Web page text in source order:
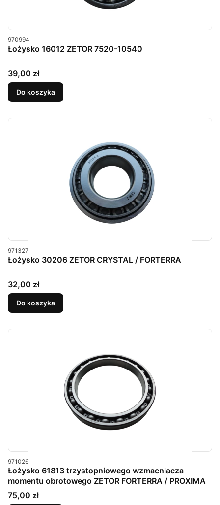
Kod produktu
970994
Łożysko 16012 ZETOR 7520-10540
Cena
39,00 zł
Do koszyka
Kod produktu
971327
Łożysko 30206 ZETOR CRYSTAL / FORTERRA
Cena
32,00 zł
Do koszyka
Kod produktu
971026
Łożysko 61813 trzystopniowego wzmacniacza
momentu obrotowego ZETOR FORTERRA / PROXIMA
Cena
75,00 zł